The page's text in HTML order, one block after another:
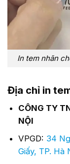
In tem nhãn
Địa chỉ in
CÔNG TY
NỘI
VPGD: 34
Giấy, TP. Hà